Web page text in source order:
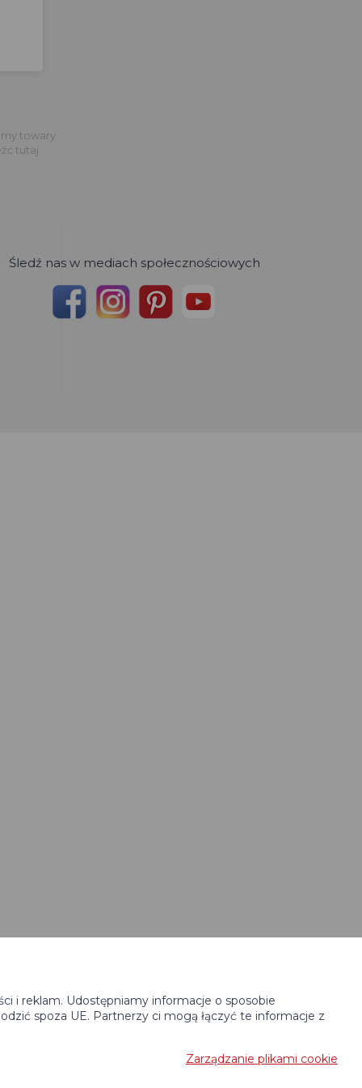
towary
tutaj.
Śledź nas w mediach społecznościowych
i reklam. Udostępniamy informacje o sposobie
spoza UE. Partnerzy ci mogą łączyć te informacje z
Zarządzanie plikami cookie